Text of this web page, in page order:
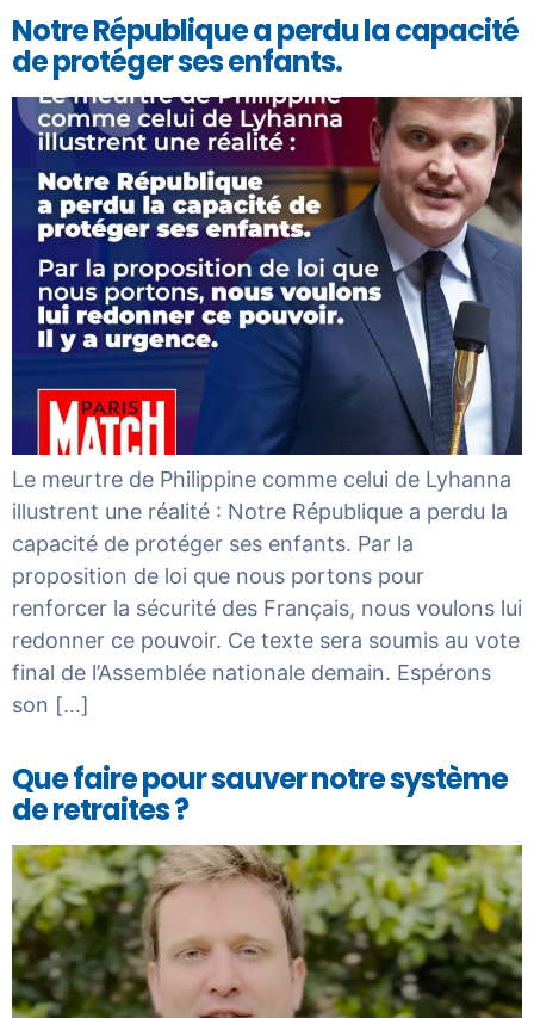
Notre République a perdu la capacité
de protéger ses enfants.
Le meurtre de Philippine comme celui de Lyhanna
illustrent une réalité : Notre République a perdu la
capacité de protéger ses enfants. Par la
proposition de loi que nous portons pour
renforcer la sécurité des Français, nous voulons lui
redonner ce pouvoir. Ce texte sera soumis au vote
final de l’Assemblée nationale demain. Espérons
son […]
Que faire pour sauver notre système
de retraites ?